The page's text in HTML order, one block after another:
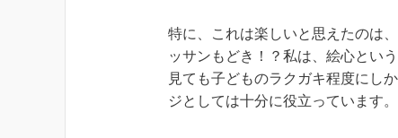
特に、これは楽しいと思えたのは
ッサンもどき！？私は、絵心とい
見ても子どものラクガキ程度にし
ジとしては十分に役立っています。